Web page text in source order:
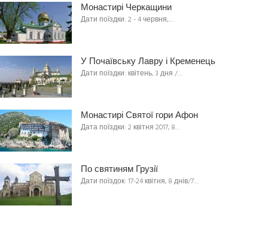
Монастирі Черкащини
Дати поїздки: 2 - 4 червня,…
У Почаївську Лавру і Кременець
Дати поїздки: квітень, 3 дня /…
Монастирі Святої гори Афон
Дата поїздки: 2 квітня 2017, 8…
По святиням Грузії
Дати поїздок: 17-24 квітня, 8 днів/7…